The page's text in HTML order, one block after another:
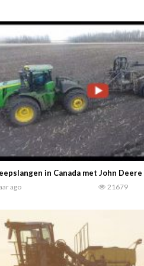
in Canada met John
ago 21679